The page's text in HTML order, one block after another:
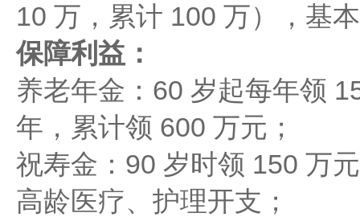
10 万，累计 100 万），基
保障利益：
养老年金：60 岁起每年领
年，累计领 600 万元；
祝寿金：90 岁时领 150 万
高龄医疗、护理开支；